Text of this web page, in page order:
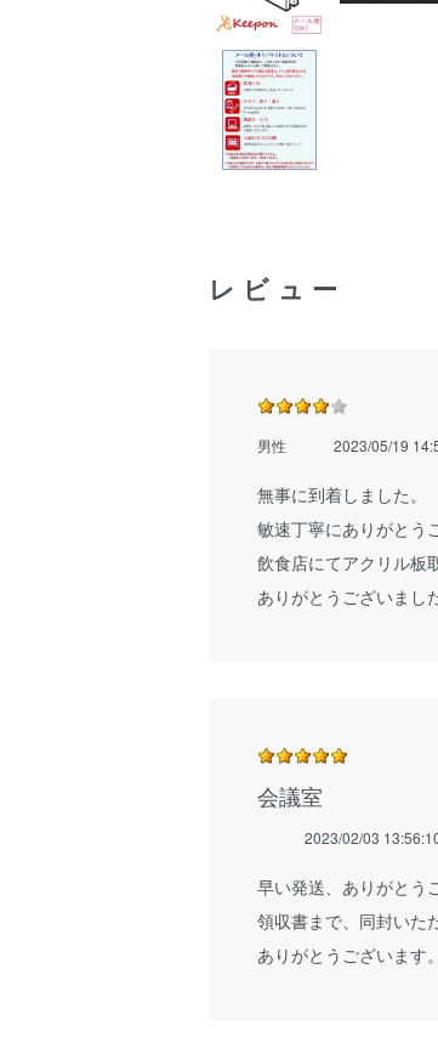
レビュー
男性 2023/05/19
無事に到着しました。
敏速丁寧にありがとう
飲食店にてアクリル板
ありがとうございまし
会議室
2023/02/03
早い発送、ありがとう
領収書まで、同封いた
ありがとうございます。